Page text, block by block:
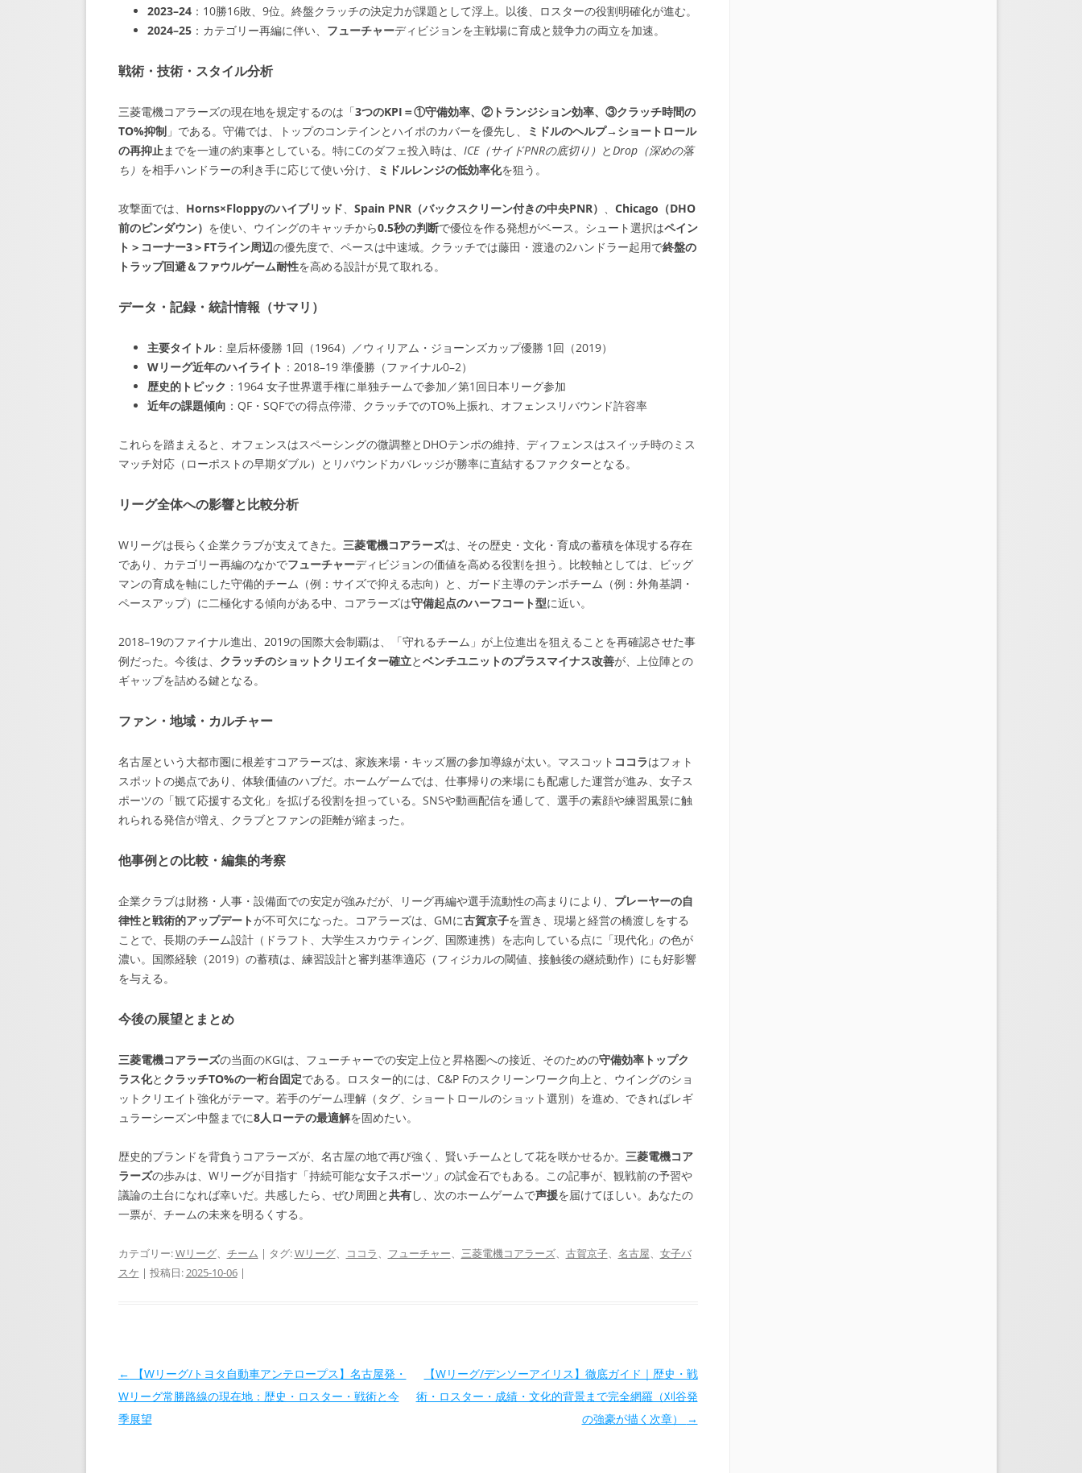
2023–24：10勝16敗、9位。終盤クラッチの決定力が課題として浮上。以後、ロスターの役割明確化が進む。
2024–25：カテゴリー再編に伴い、 フューチャーディビジョンを主戦場に育成と競争力の両立を加速。
戦術・技術・スタイル分析
三菱電機コアラーズの現在地を規定するのは「3つのKPI＝①守備効率、②トランジション効率、③クラッチ時間の
TO%抑制」である。守備では、トップのコンテインとハイポのカバーを優先し、
ミドルのヘルプ→ショートロール
の再抑止までを一連の約束事としている。特にCのダフェ投入時は、 ICE（サイドPNRの底切り） とDrop（深めの落
ち） を相手ハンドラーの利き手に応じて使い分け、 ミドルレンジの低効率化を狙う。
攻撃面では、 Horns×Floppyのハイブリッド、 Spain PNR（バックスクリーン付きの中央PNR） 、 Chicago（DHO
前のピンダウン） を使い、ウイングのキャッチから0.5秒の判断で優位を作る発想がベース。シュート選択はペイン
ト＞コーナー3＞FTライン周辺の優先度で、ペースは中速域。クラッチでは藤田・渡邉の2ハンドラー起用で終盤の
トラップ回避＆ファウルゲーム耐性を高める設計が見て取れる。
データ・記録・統計情報（サマリ）
主要タイトル：皇后杯優勝 1回（1964）／ウィリアム・ジョーンズカップ優勝 1回（2019）
Wリーグ近年のハイライト ：2018–19 準優勝（ファイナル0–2）
歴史的トピック ：1964 女子世界選手権に単独チームで参加／第1回日本リーグ参加
近年の課題傾向 ：QF・SQFでの得点停滞、クラッチでのTO%上振れ、オフェンスリバウンド許容率
これらを踏まえると、オフェンスはスペーシングの微調整とDHOテンポの維持、ディフェンスはスイッチ時のミス
マッチ対応（ローポストの早期ダブル）とリバウンドカバレッジが勝率に直結するファクターとなる。
リーグ全体への影響と比較分析
Wリーグは長らく企業クラブが支えてきた。 三菱電機コアラーズは、その歴史・文化・育成の蓄積を体現する存在
であり、カテゴリー再編のなかでフューチャーディビジョンの価値を高める役割を担う。比較軸としては、ビッグ
マンの育成を軸にした守備的チーム（例：サイズで抑える志向）と、ガード主導のテンポチーム（例：外角基調・
ペースアップ）に二極化する傾向がある中、コアラーズは守備起点のハーフコート型に近い。
2018–19のファイナル進出、2019の国際大会制覇は、「守れるチーム」が上位進出を狙えることを再確認させた事
例だった。今後は、 クラッチのショットクリエイター確立とベンチユニットのプラスマイナス改善が、上位陣との
ギャップを詰める鍵となる。
ファン・地域・カルチャー
名古屋という大都市圏に根差すコアラーズは、家族来場・キッズ層の参加導線が太い。マスコット ココラはフォト
スポットの拠点であり、体験価値のハブだ。ホームゲームでは、仕事帰りの来場にも配慮した運営が進み、女子ス
ポーツの「観て応援する文化」を拡げる役割を担っている。SNSや動画配信を通して、選手の素顔や練習風景に触
れられる発信が増え、クラブとファンの距離が縮まった。
他事例との比較・編集的考察
企業クラブは財務・人事・設備面での安定が強みだが、リーグ再編や選手流動性の高まりにより、 プレーヤーの自
律性と戦術的アップデートが不可欠になった。コアラーズは、GMに古賀京子を置き、現場と経営の橋渡しをする
ことで、長期のチーム設計（ドラフト、大学生スカウティング、国際連携）を志向している点に「現代化」の色が
濃い。国際経験（2019）の蓄積は、練習設計と審判基準適応（フィジカルの閾値、接触後の継続動作）にも好影響
を与える。
今後の展望とまとめ
三菱電機コアラーズの当面のKGIは、フューチャーでの安定上位と昇格圏への接近、そのための守備効率トップク
ラス化と クラッチTO%の一桁台固定である。ロスター的には、C&P Fのスクリーンワーク向上と、ウイングのショ
ットクリエイト強化がテーマ。若手のゲーム理解（タグ、ショートロールのショット選別）を進め、できればレギ
ュラーシーズン中盤までに8人ローテの最適解を固めたい。
歴史的ブランドを背負うコアラーズが、名古屋の地で再び強く、賢いチームとして花を咲かせるか。 三菱電機コア
ラーズの歩みは、Wリーグが目指す「持続可能な女子スポーツ」の試金石でもある。この記事が、観戦前の予習や
議論の土台になれば幸いだ。共感したら、ぜひ周囲と共有し、次のホームゲームで声援を届けてほしい。あなたの
一票が、チームの未来を明るくする。
カテゴリー:Wリーグ、 チーム | タグ:Wリーグ、 ココラ、 フューチャー、 三菱電機コアラーズ、 古賀京子、 名古屋、 女子バ
スケ | 投稿日:2025-10-06|
投稿ナビゲーション
← 【Wリーグ/トヨタ自動車アンテロープス】名古屋発・
Wリーグ常勝路線の現在地：歴史・ロスター・戦術と今
季展望
【Wリーグ/デンソーアイリス】徹底ガイド｜歴史・戦
術・ロスター・成績・文化的背景まで完全網羅（刈谷発
の強豪が描く次章）
→